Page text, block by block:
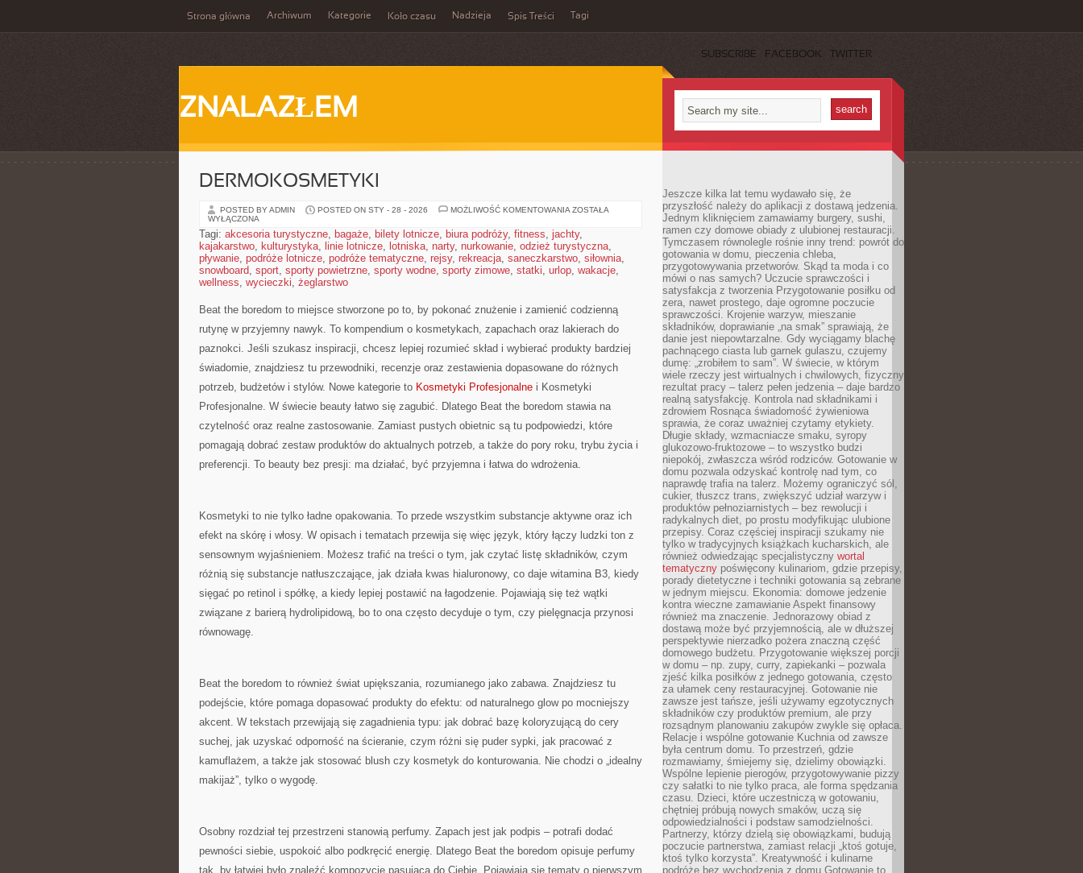
Strona główna Archiwum Kategorie Koło czasu Nadzieja Spis Treści Tagi
SUBSCRIBE FACEBOOK TWITTER
ZNALAZŁEM
DERMOKOSMETYKI
POSTED BY ADMIN POSTED ON STY - 28 - 2026 MOŻLIWOŚĆ KOMENTOWANIA DERMOKOSMETYKI
ZOSTAŁA
WYŁĄCZONA
Tagi: akcesoria turystyczne, bagaże, bilety lotnicze, biura podróży, fitness, jachty,
kajakarstwo, kulturystyka, linie lotnicze, lotniska, narty, nurkowanie, odzież turystyczna,
pływanie, podróże lotnicze, podróże tematyczne, rejsy, rekreacja, saneczkarstwo, siłownia,
snowboard, sport, sporty powietrzne, sporty wodne, sporty zimowe, statki, urlop, wakacje,
wellness, wycieczki, żeglarstwo
Beat the boredom to miejsce stworzone po to, by pokonać znużenie i zamienić codzienną
rutynę w przyjemny nawyk. To kompendium o kosmetykach, zapachach oraz lakierach do
paznokci. Jeśli szukasz inspiracji, chcesz lepiej rozumieć skład i wybierać produkty bardziej
świadomie, znajdziesz tu przewodniki, recenzje oraz zestawienia dopasowane do różnych
potrzeb, budżetów i stylów. Nowe kategorie to Kosmetyki Profesjonalne i Kosmetyki
Profesjonalne. W świecie beauty łatwo się zagubić. Dlatego Beat the boredom stawia na
czytelność oraz realne zastosowanie. Zamiast pustych obietnic są tu podpowiedzi, które
pomagają dobrać zestaw produktów do aktualnych potrzeb, a także do pory roku, trybu życia i
preferencji. To beauty bez presji: ma działać, być przyjemna i łatwa do wdrożenia.
Kosmetyki to nie tylko ładne opakowania. To przede wszystkim substancje aktywne oraz ich
efekt na skórę i włosy. W opisach i tematach przewija się więc język, który łączy ludzki ton z
sensownym wyjaśnieniem. Możesz trafić na treści o tym, jak czytać listę składników, czym
różnią się substancje natłuszczające, jak działa kwas hialuronowy, co daje witamina B3, kiedy
sięgać po retinol i spółkę, a kiedy lepiej postawić na łagodzenie. Pojawiają się też wątki
związane z barierą hydrolipidową, bo to ona często decyduje o tym, czy pielęgnacja przynosi
równowagę.
Beat the boredom to również świat upiększania, rozumianego jako zabawa. Znajdziesz tu
podejście, które pomaga dopasować produkty do efektu: od naturalnego glow po mocniejszy
akcent. W tekstach przewijają się zagadnienia typu: jak dobrać bazę koloryzującą do cery
suchej, jak uzyskać odporność na ścieranie, czym różni się puder sypki, jak pracować z
kamuflażem, a także jak stosować blush czy kosmetyk do konturowania. Nie chodzi o „idealny
makijaż”, tylko o wygodę.
Osobny rozdział tej przestrzeni stanowią perfumy. Zapach jest jak podpis – potrafi dodać
pewności siebie, uspokoić albo podkręcić energię. Dlatego Beat the boredom opisuje perfumy
tak, by łatwiej było znaleźć kompozycję pasującą do Ciebie. Pojawiają się tematy o pierwszym
Jeszcze kilka lat temu wydawało się, że
przyszłość należy do aplikacji z dostawą jedzenia.
Jednym kliknięciem zamawiamy burgery, sushi,
ramen czy domowe obiady z ulubionej restauracji.
Tymczasem równolegle rośnie inny trend: powrót do
gotowania w domu, pieczenia chleba,
przygotowywania przetworów. Skąd ta moda i co
mówi o nas samych? Uczucie sprawczości i
satysfakcja z tworzenia Przygotowanie posiłku od
zera, nawet prostego, daje ogromne poczucie
sprawczości. Krojenie warzyw, mieszanie
składników, doprawianie „na smak” sprawiają, że
danie jest niepowtarzalne. Gdy wyciągamy blachę
pachnącego ciasta lub garnek gulaszu, czujemy
dumę: „zrobiłem to sam”. W świecie, w którym
wiele rzeczy jest wirtualnych i chwilowych, fizyczny
rezultat pracy – talerz pełen jedzenia – daje bardzo
realną satysfakcję. Kontrola nad składnikami i
zdrowiem Rosnąca świadomość żywieniowa
sprawia, że coraz uważniej czytamy etykiety.
Długie składy, wzmacniacze smaku, syropy
glukozowo-fruktozowe – to wszystko budzi
niepokój, zwłaszcza wśród rodziców. Gotowanie w
domu pozwala odzyskać kontrolę nad tym, co
naprawdę trafia na talerz. Możemy ograniczyć sól,
cukier, tłuszcz trans, zwiększyć udział warzyw i
produktów pełnoziarnistych – bez rewolucji i
radykalnych diet, po prostu modyfikując ulubione
przepisy. Coraz częściej inspiracji szukamy nie
tylko w tradycyjnych książkach kucharskich, ale
również odwiedzając specjalistyczny wortal
tematyczny poświęcony kulinariom, gdzie przepisy,
porady dietetyczne i techniki gotowania są zebrane
w jednym miejscu. Ekonomia: domowe jedzenie
kontra wieczne zamawianie Aspekt finansowy
również ma znaczenie. Jednorazowy obiad z
dostawą może być przyjemnością, ale w dłuższej
perspektywie nierzadko pożera znaczną część
domowego budżetu. Przygotowanie większej porcji
w domu – np. zupy, curry, zapiekanki – pozwala
zjeść kilka posiłków z jednego gotowania, często
za ułamek ceny restauracyjnej. Gotowanie nie
zawsze jest tańsze, jeśli używamy egzotycznych
składników czy produktów premium, ale przy
rozsądnym planowaniu zakupów zwykle się opłaca.
Relacje i wspólne gotowanie Kuchnia od zawsze
była centrum domu. To przestrzeń, gdzie
rozmawiamy, śmiejemy się, dzielimy obowiązki.
Wspólne lepienie pierogów, przygotowywanie pizzy
czy sałatki to nie tylko praca, ale forma spędzania
czasu. Dzieci, które uczestniczą w gotowaniu,
chętniej próbują nowych smaków, uczą się
odpowiedzialności i podstaw samodzielności.
Partnerzy, którzy dzielą się obowiązkami, budują
poczucie partnerstwa, zamiast relacji „ktoś gotuje,
ktoś tylko korzysta”. Kreatywność i kulinarne
podróże bez wychodzenia z domu Gotowanie to